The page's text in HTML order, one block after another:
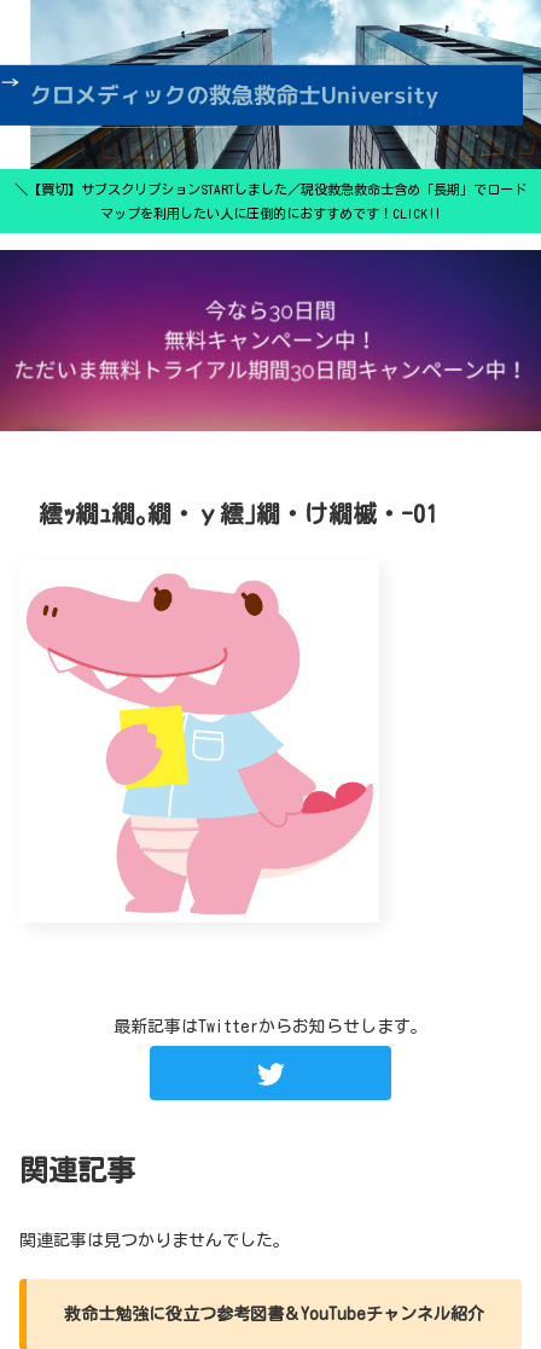
＼【買切】サブスクリプションSTARTしました／現役救急救命士含め「長期」でロード
マップを利用したい人に圧倒的におすすめです！CLICK‼
繧ｯ繝ｭ繝｡繝・ｙ繧｣繝・け繝槭・-01
最新記事はTwitterからお知らせします。
関連記事
関連記事は見つかりませんでした。
救命士勉強に役立つ参考図書＆YouTubeチャンネル紹介